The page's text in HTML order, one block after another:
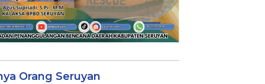
Orang Seruyan